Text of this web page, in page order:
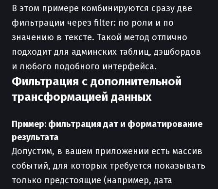
В этом примере комбинируются сразу две
фильтрации через filter: по роли и по
значению в тексте. Такой метод отлично
подходит для админских таблиц, дэшбордов
и любого подобного интерфейса.
Фильтрация с дополнительной
трансформацией данных
Пример: фильтрация дат и форматирование
результата
Допустим, в вашем приложении есть массив
событий, для которых требуется показывать
только предстоящие (например, дата